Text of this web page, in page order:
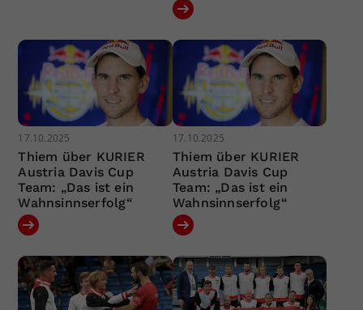
17.10.2025
Thiem über KURIER
Austria Davis Cup
Team: „Das ist ein
Wahnsinnserfolg“
17.10.2025
Thiem über KURIER
Austria Davis Cup
Team: „Das ist ein
Wahnsinnserfolg“